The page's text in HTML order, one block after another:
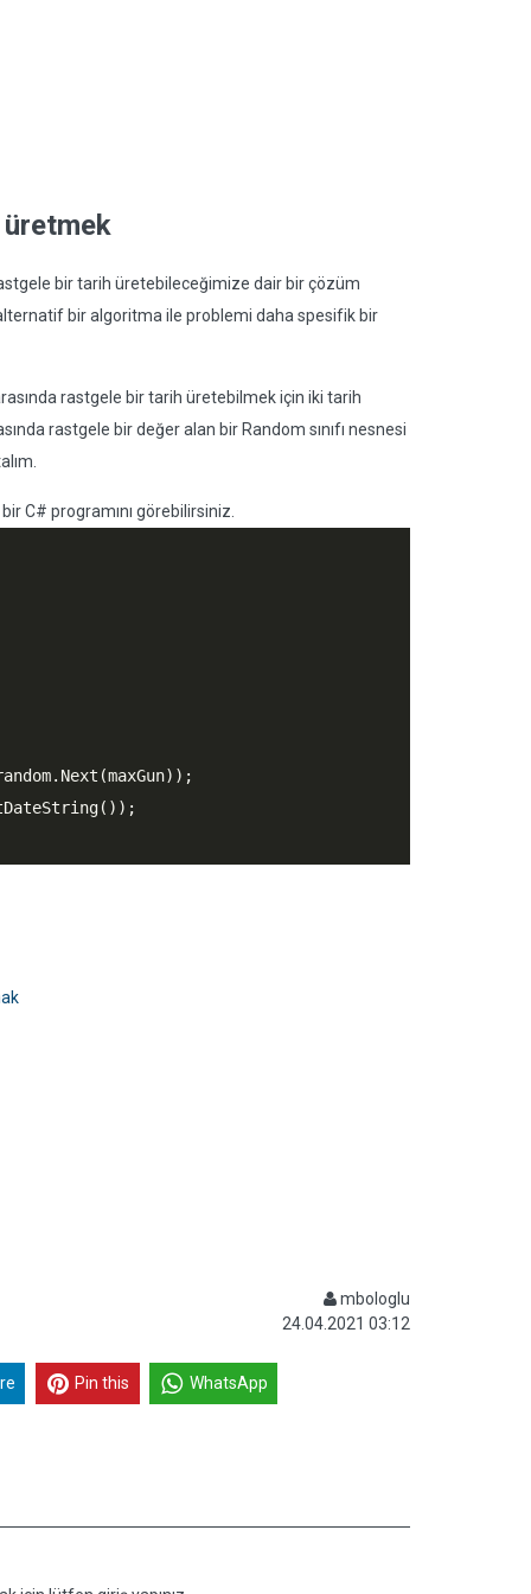
bir tarih üretebileceğimize dair bir çözüm
bir algoritma ile problemi daha spesifik bir
rastgele bir tarih üretebilmek için iki tarih
rastgele bir değer alan bir Random sınıfı nesnesi
C# programını görebilirsiniz.
mbologlu
24.04.2021 03:12
Pin this WhatsApp